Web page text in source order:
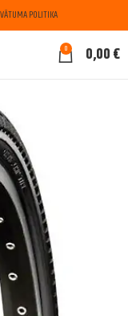
POLITIKA
0 0,00€